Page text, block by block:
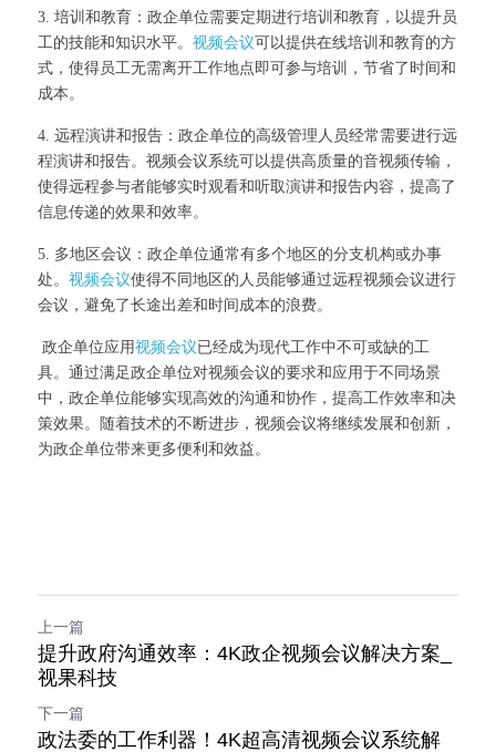
3. 培训和教育：政企单位需要定期进行培训和教育，以提升员
工的技能和知识水平。 视频会议可以提供在线培训和教育的方
式，使得员工无需离开工作地点即可参与培训，节省了时间和
成本。
4. 远程演讲和报告：政企单位的高级管理人员经常需要进行远
程演讲和报告。视频会议系统可以提供高质量的音视频传输，
使得远程参与者能够实时观看和听取演讲和报告内容，提高了
信息传递的效果和效率。
5. 多地区会议：政企单位通常有多个地区的分支机构或办事
处。 视频会议使得不同地区的人员能够通过远程视频会议进行
会议，避免了长途出差和时间成本的浪费。
政企单位应用视频会议已经成为现代工作中不可或缺的工
具。通过满足政企单位对视频会议的要求和应用于不同场景
中，政企单位能够实现高效的沟通和协作，提高工作效率和决
策效果。随着技术的不断进步，视频会议将继续发展和创新，
为政企单位带来更多便利和效益。
上一篇
提升政府沟通效率：4K政企视频会议解决方案_
视果科技
下一篇
政法委的工作利器！4K超高清视频会议系统解